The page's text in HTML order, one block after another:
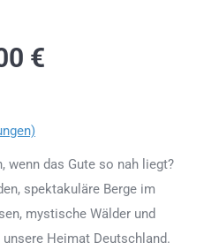
€
wenn das Gute so nah liegt?
spektakuläre Berge im
mystische Wälder und
Heimat Deutschland.